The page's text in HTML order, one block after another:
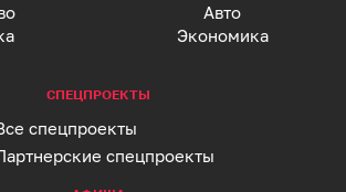
Авто
Экономика
СПЕЦПРОЕКТЫ
спецпроекты
спецпроекты